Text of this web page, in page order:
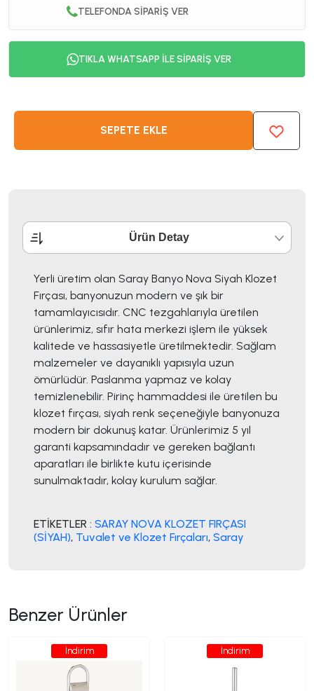
TELEFONDA SİPARİŞ VER
TIKLA WHATSAPP İLE SİPARİŞ VER
SEPETE EKLE
Ürün Detay
Yerli üretim olan Saray Banyo Nova Siyah Klozet
Fırçası, banyonuzun modern ve şık bir
tamamlayıcısıdır. CNC tezgahlarıyla üretilen
ürünlerimiz, sıfır hata merkezi işlem ile yüksek
kalitede ve hassasiyetle üretilmektedir. Sağlam
malzemeler ve dayanıklı yapısıyla uzun
ömürlüdür. Paslanma yapmaz ve kolay
temizlenebilir. Pirinç hammaddesi ile üretilen bu
klozet fırçası, siyah renk seçeneğiyle banyonuza
modern bir dokunuş katar. Ürünlerimiz 5 yıl
garanti kapsamındadır ve gereken bağlantı
aparatları ile birlikte kutu içerisinde
sunulmaktadır, kolay kurulum sağlar.
ETİKETLER : SARAY NOVA KLOZET FIRÇASI
(SİYAH), Tuvalet ve Klozet Fırçaları, Saray
Benzer Ürünler
İndirim İndirim